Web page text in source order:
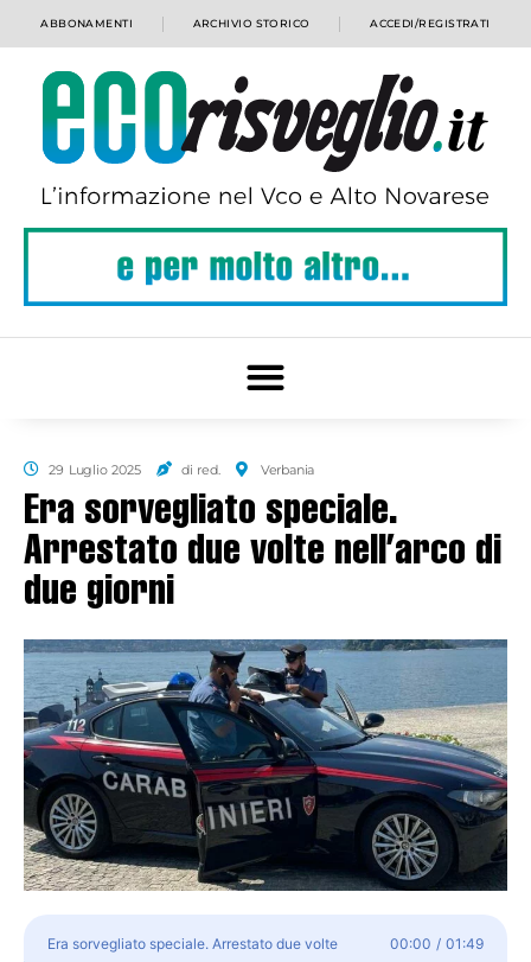
ABBONAMENTI ARCHIVIO STORICO ACCEDI/REGISTRATI
29 Luglio 2025 di red. Verbania
Era sorvegliato speciale.
Arrestato due volte nell’arco di
due giorni
Era sorvegliato speciale. Arrestato due volte
00:00 / 01:49